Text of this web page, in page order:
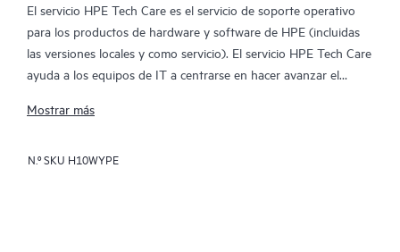
El servicio HPE Tech Care es el servicio de soporte operativo
para los productos de hardware y software de HPE (incluidas
las versiones locales y como servicio). El servicio HPE Tech Care
ayuda a los equipos de IT a centrarse en hacer avanzar el
las cosas, en lugar de tener que dedicarse tan solo a reaccionar
Mostrar más
N.º SKU H10WYPE